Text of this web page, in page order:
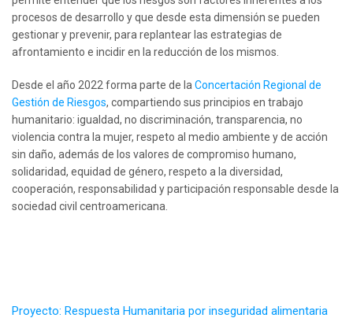
procesos de desarrollo y que desde esta dimensión se pueden
gestionar y prevenir, para replantear las estrategias de
afrontamiento e incidir en la reducción de los mismos.
Desde el año 2022 forma parte de la Concertación Regional de
Gestión de Riesgos, compartiendo sus principios en trabajo
humanitario: igualdad, no discriminación, transparencia, no
violencia contra la mujer, respeto al medio ambiente y de acción
sin daño, además de los valores de compromiso humano,
solidaridad, equidad de género, respeto a la diversidad,
cooperación, responsabilidad y participación responsable desde la
sociedad civil centroamericana.
Proyecto: Respuesta Humanitaria por inseguridad alimentaria